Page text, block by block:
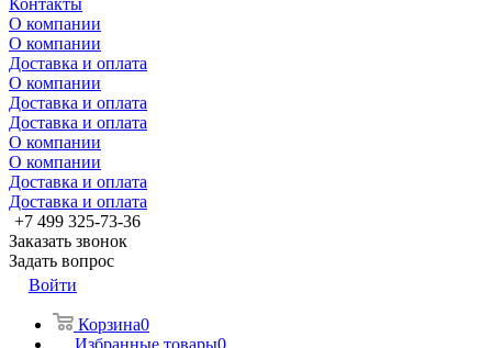
Контакты
О компании
О компании
Доставка и оплата
О компании
Доставка и оплата
Доставка и оплата
О компании
О компании
Доставка и оплата
Доставка и оплата
+7 499 325-73-36
Заказать звонок
Задать вопрос
Войти
Корзина0
Избранные товары0